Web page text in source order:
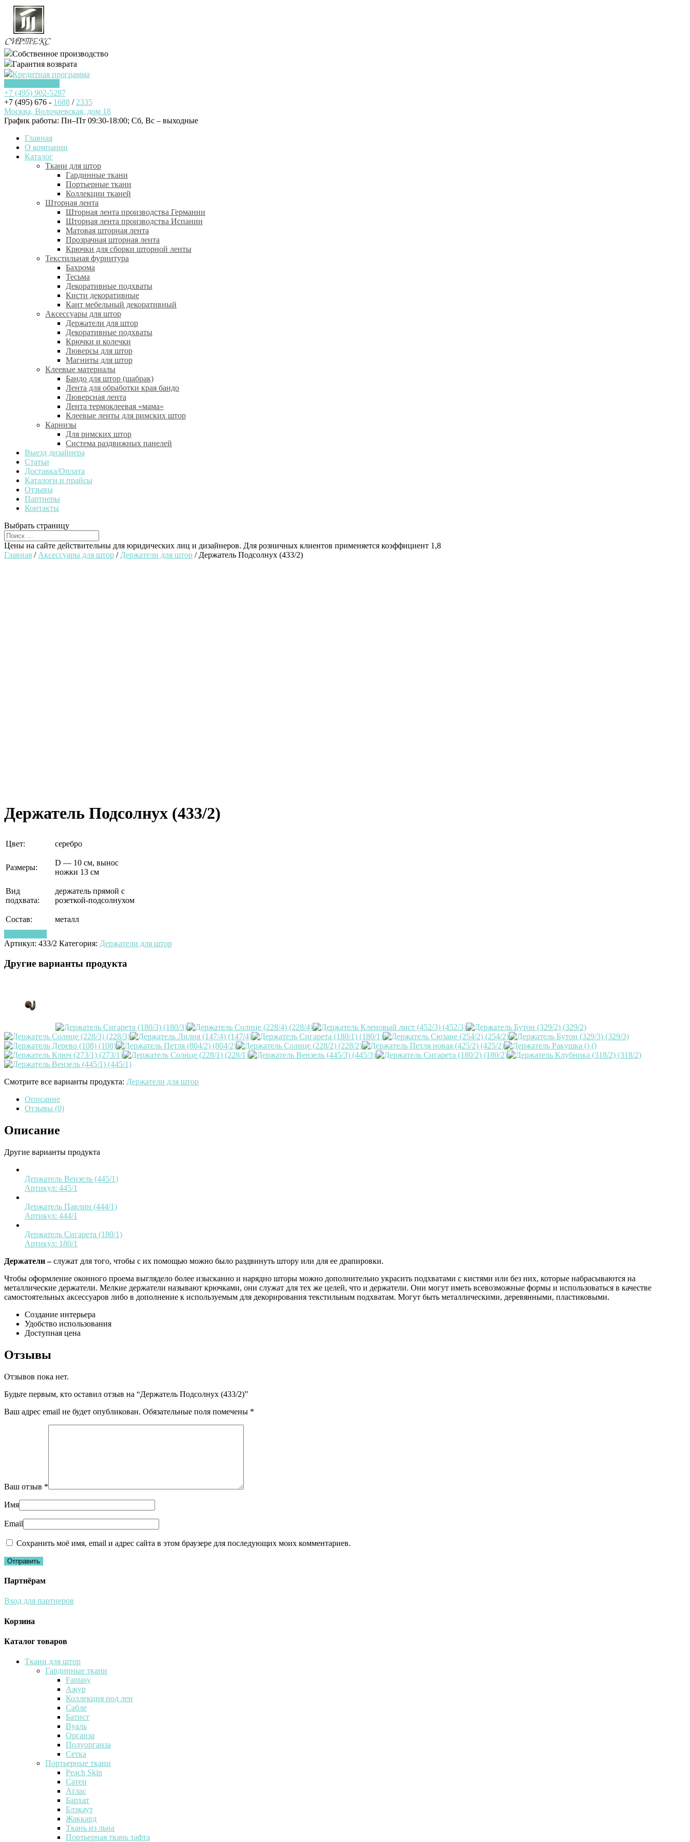
Собственное производство
Гарантия возврата
Кредитная программа
+7 (495) 902-5287
+7 (495) 676 - 1688 / 2335
Москва, Волочаевская, дом 18
График работы: Пн–Пт 09:30-18:00; Cб, Вс – выходные
Главная
О компании
Каталог
Ткани для штор
Гардинные ткани
Портьерные ткани
Коллекции тканей
Шторная лента
Шторная лента производства Германии
Шторная лента производства Испании
Матовая шторная лента
Прозрачная шторная лента
Крючки для сборки шторной ленты
Текстильная фурнитура
Бахрома
Тесьма
Декоративные подхваты
Кисти декоративные
Кант мебельный декоративный
Аксессуары для штор
Держатели для штор
Декоративные подхваты
Крючки и колечки
Люверсы для штор
Магниты для штор
Клеевые материалы
Бандо для штор (шабрак)
Лента для обработки края бандо
Люверсная лента
Лента термоклеевая «мама»
Клеевые ленты для римских штор
Карнизы
Для римских штор
Система раздвижных панелей
Выезд дизайнера
Статьи
Доставка/Оплата
Каталоги и прайсы
Отзывы
Партнеры
Контакты
Выбрать страницу
Цены на сайте действительны для юридических лиц и дизайнеров. Для розничных клиентов применяется коэффициент 1,8
Главная / Аксессуары для штор / Держатели для штор / Держатель Подсолнух (433/2)
Держатель Подсолнух (433/2)
Цвет: серебро
Размеры:
D — 10 см, вынос
ножки 13 см
Вид
подхвата:
держатель прямой с
розеткой-подсолнухом
Состав:
металл
Артикул: 433/2 Категория: Держатели для штор
Другие варианты продукта
Смотрите все варианты продукта: Держатели для штор
Описание
Отзывы (0)
Описание
Другие варианты продукта
Держатель Вензель (445/1)
Артикул: 445/1
Держатель Павлин (444/1)
Артикул: 444/1
Держатель Сигарета (180/1)
Артикул: 180/1
Держатели –служат для того, чтобы с их помощью можно было раздвинуть штору или для ее драпировки.
Чтобы оформление оконного проема выглядело более изысканно и нарядно шторы можно дополнительно украсить подхватами с кистями или без них, которые набрасываются на
металлические держатели. Мелкие держатели называют крючками, они служат для тех же целей, что и держатели. Они могут иметь всевозможные формы и использоваться в качестве
самостоятельных аксессуаров либо в дополнение к используемым для декорирования текстильным подхватам. Могут быть металлическими, деревянными, пластиковыми.
Создание интерьера
Удобство использования
Доступная цена
Отзывы
Отзывов пока нет.
Будьте первым, кто оставил отзыв на “Держатель Подсолнух (433/2)”
Ваш адрес email не будет опубликован. Обязательные поля помечены *
Ваш отзыв *
Имя
Email
Сохранить моё имя, email и адрес сайта в этом браузере для последующих моих комментариев.
Партнёрам
Вход для партнеров
Корзина
Каталог товаров
Ткани для штор
Гардинные ткани
Fantasy
Ажур
Коллекция под лен
Сабле
Батист
Вуаль
Органза
Полуорганза
Сетка
Портьерные ткани
Peach Skin
Сатен
Атлас
Бархат
Блэкаут
Жаккард
Ткань из льна
Портьерная ткань тафта